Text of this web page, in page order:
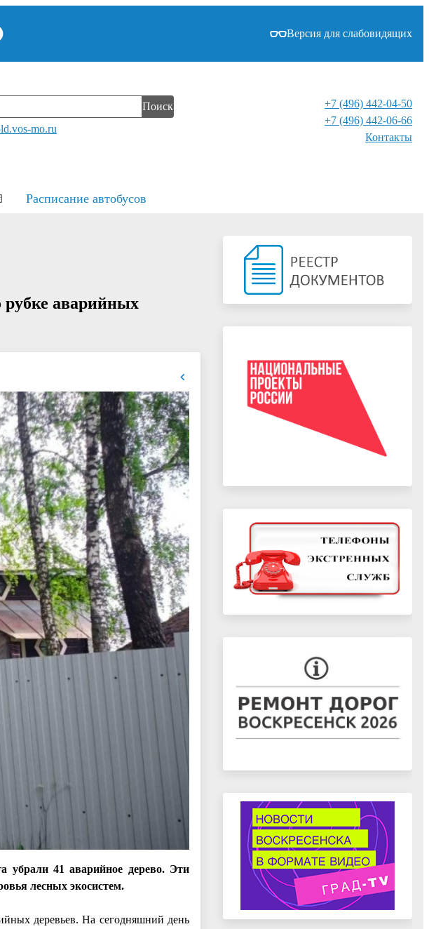
Версия для слабовидящих
Поиск
mo.ru
+7 (496) 442-04-50
+7 (496) 442-06-66
Контакты⁠
Расписание автобусов
рубке аварийных
убрали 41 аварийное дерево. Эти
лесных экосистем.
деревьев. На сегодняшний день